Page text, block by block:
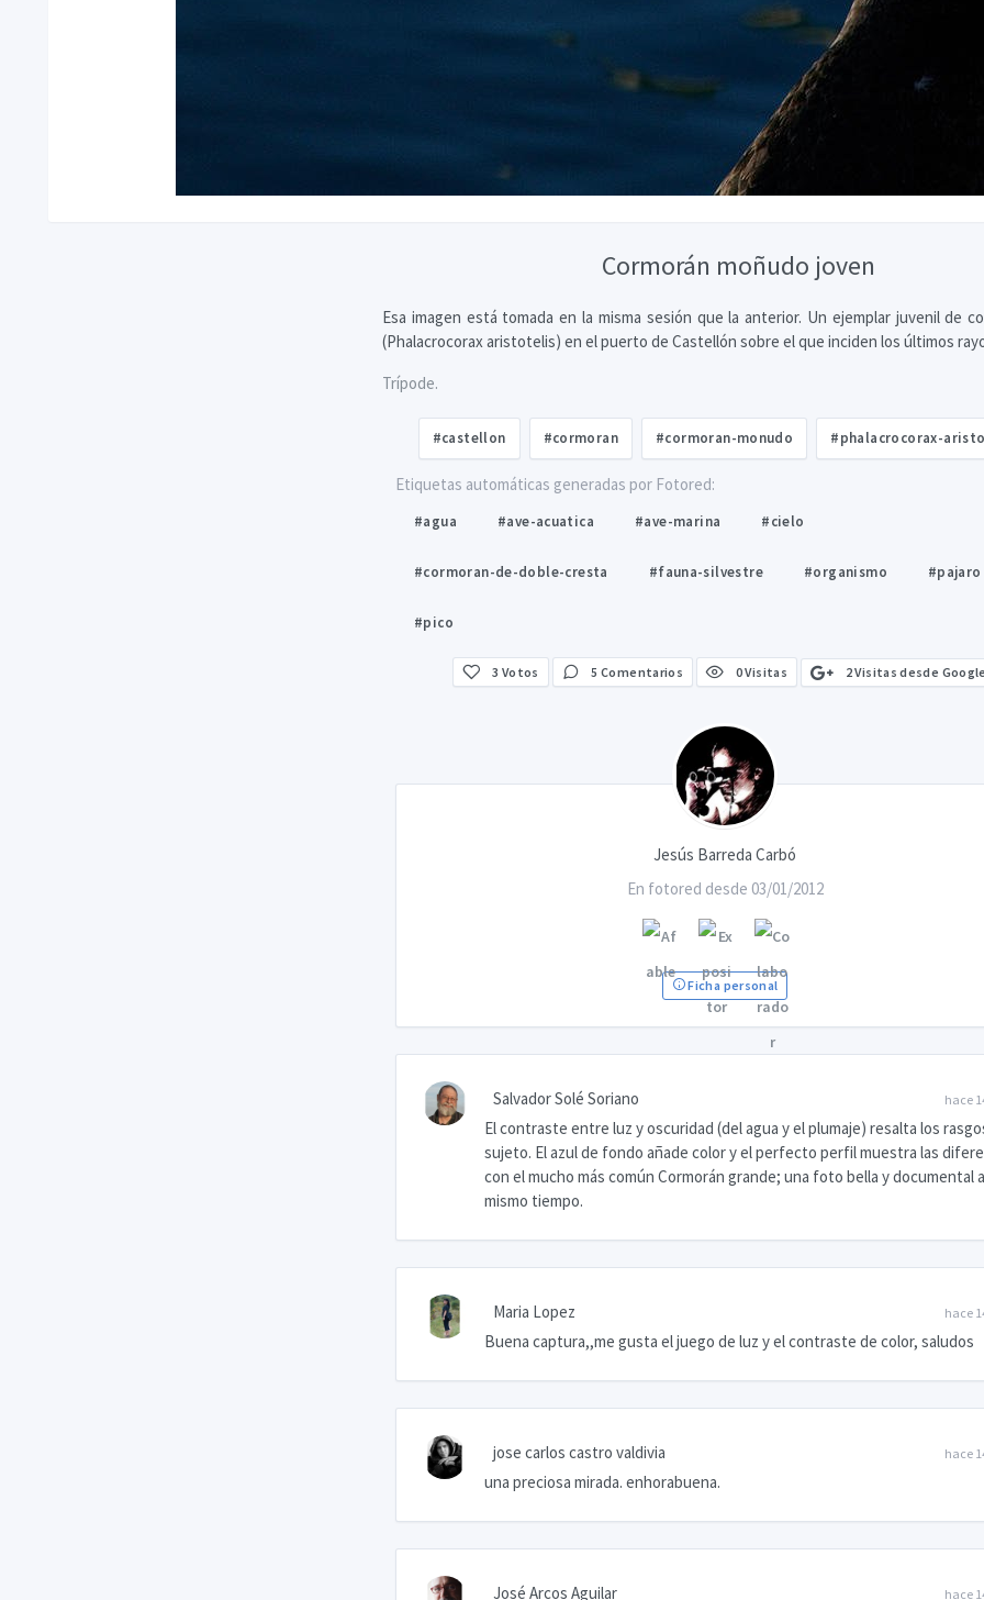
Cormorán moñudo joven
Esa imagen está tomada en la misma sesión que la anterior. Un ejemplar juvenil de
(Phalacrocorax aristotelis) en el puerto de Castellón sobre el que inciden los últimos
Trípode.
#castellon #cormoran #cormoran-monudo #phalacrocorax-
Etiquetas automáticas generadas por Fotored:
#agua #ave-acuatica #ave-marina #cielo
#cormoran-de-doble-cresta #fauna-silvestre #organismo #pajaro
#pico
3 Votos 5 Comentarios 0 Visitas 2 Visitas desde Google
Jesús Barreda Carbó
En fotored desde 03/01/2012
Ficha personal
hace
Salvador Solé Soriano
El contraste entre luz y oscuridad (del agua y el plumaje) resalta los
sujeto. El azul de fondo añade color y el perfecto perfil muestra las
con el mucho más común Cormorán grande; una foto bella y documental
mismo tiempo.
hace
Maria Lopez
Buena captura,,me gusta el juego de luz y el contraste de color, saludos
hace
jose carlos castro valdivia
una preciosa mirada. enhorabuena.
hace
José Arcos Aguilar